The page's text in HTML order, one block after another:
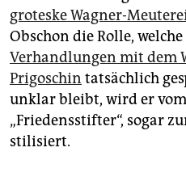
groteske Wagner-
Obschon die Rolle,
Verhandlungen mit dem
Prigoschin tatsächlich
unklar bleibt, wird er
„Friedensstifter“, sogar
stilisiert.